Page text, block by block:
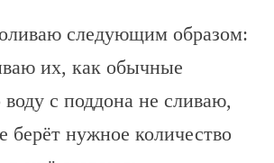
следующим образом:
их, как обычные
воду с поддона не сливаю,
берёт нужное количество